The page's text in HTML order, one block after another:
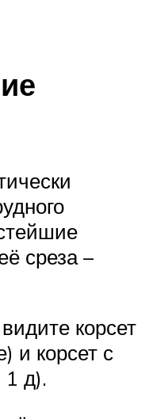
среза –
корсет
и корсет с
1 д).